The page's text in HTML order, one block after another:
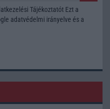
Tájékoztatót Ezt a
adatvédelmi irányelve és a